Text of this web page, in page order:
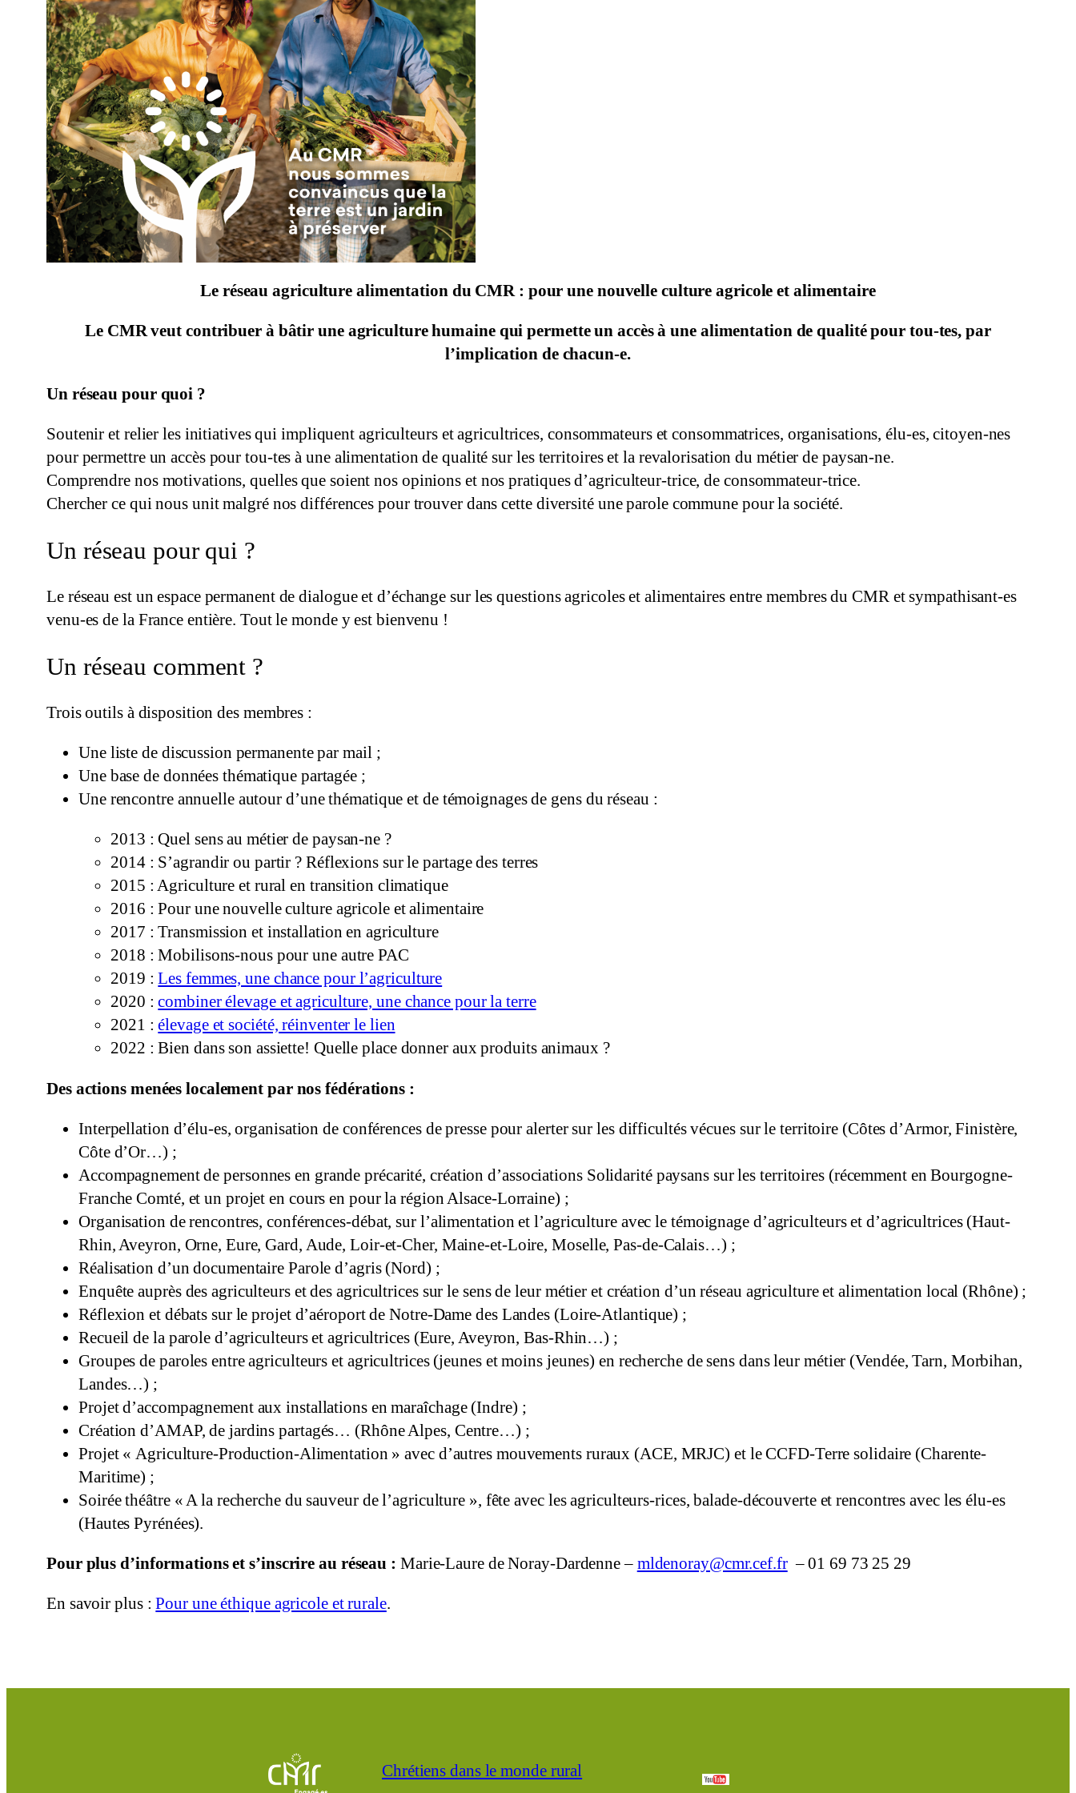
Le réseau agriculture alimentation du CMR : pour une nouvelle culture agricole et alimentaire
Le CMR veut contribuer à bâtir une agriculture humaine qui permette un accès à une alimentation de qualité pour tou-tes, par
l’implication de chacun-e.
Un réseau pour quoi ?
Soutenir et relier les initiatives qui impliquent agriculteurs et agricultrices, consommateurs et consommatrices, organisations, élu-es, citoyen-nes
pour permettre un accès pour tou-tes à une alimentation de qualité sur les territoires et la revalorisation du métier de paysan-ne.
Comprendre nos motivations, quelles que soient nos opinions et nos pratiques d’agriculteur-trice, de consommateur-trice.
Chercher ce qui nous unit malgré nos différences pour trouver dans cette diversité une parole commune pour la société.
Un réseau pour qui ?
Le réseau est un espace permanent de dialogue et d’échange sur les questions agricoles et alimentaires entre membres du CMR et sympathisant-es
venu-es de la France entière. Tout le monde y est bienvenu !
Un réseau comment ?
Trois outils à disposition des membres :
Une liste de discussion permanente par mail ;
Une base de données thématique partagée ;
Une rencontre annuelle autour d’une thématique et de témoignages de gens du réseau :
2013 : Quel sens au métier de paysan-ne ?
2014 : S’agrandir ou partir ? Réflexions sur le partage des terres
2015 : Agriculture et rural en transition climatique
2016 : Pour une nouvelle culture agricole et alimentaire
2017 : Transmission et installation en agriculture
2018 : Mobilisons-nous pour une autre PAC
2019 :Les femmes, une chance pour l’agriculture
2020 :combiner élevage et agriculture, une chance pour la terre
2021 :élevage et société, réinventer le lien
2022 : Bien dans son assiette! Quelle place donner aux produits animaux ?
Des actions menées localement par nos fédérations :
Interpellation d’élu-es, organisation de conférences de presse pour alerter sur les difficultés vécues sur le territoire (Côtes d’Armor, Finistère,
Côte d’Or…) ;
Accompagnement de personnes en grande précarité, création d’associations Solidarité paysans sur les territoires (récemment en Bourgogne-
Franche Comté, et un projet en cours en pour la région Alsace-Lorraine) ;
Organisation de rencontres, conférences-débat, sur l’alimentation et l’agriculture avec le témoignage d’agriculteurs et d’agricultrices (Haut-
Rhin, Aveyron, Orne, Eure, Gard, Aude, Loir-et-Cher, Maine-et-Loire, Moselle, Pas-de-Calais…) ;
Réalisation d’un documentaire Parole d’agris (Nord) ;
Enquête auprès des agriculteurs et des agricultrices sur le sens de leur métier et création d’un réseau agriculture et alimentation local (Rhône) ;
Réflexion et débats sur le projet d’aéroport de Notre-Dame des Landes (Loire-Atlantique) ;
Recueil de la parole d’agriculteurs et agricultrices (Eure, Aveyron, Bas-Rhin…) ;
Groupes de paroles entre agriculteurs et agricultrices (jeunes et moins jeunes) en recherche de sens dans leur métier (Vendée, Tarn, Morbihan,
Landes…) ;
Projet d’accompagnement aux installations en maraîchage (Indre) ;
Création d’AMAP, de jardins partagés… (Rhône Alpes, Centre…) ;
Projet « Agriculture-Production-Alimentation » avec d’autres mouvements ruraux (ACE, MRJC) et le CCFD-Terre solidaire (Charente-
Maritime) ;
Soirée théâtre « A la recherche du sauveur de l’agriculture », fête avec les agriculteurs-rices, balade-découverte et rencontres avec les élu-es
(Hautes Pyrénées).
Pour plus d’informations et s’inscrire au réseau : Marie-Laure de Noray-Dardenne – mldenoray@cmr.cef.fr– 01 69 73 25 29
En savoir plus :Pour une éthique agricole et rurale.
Chrétiens dans le monde rural